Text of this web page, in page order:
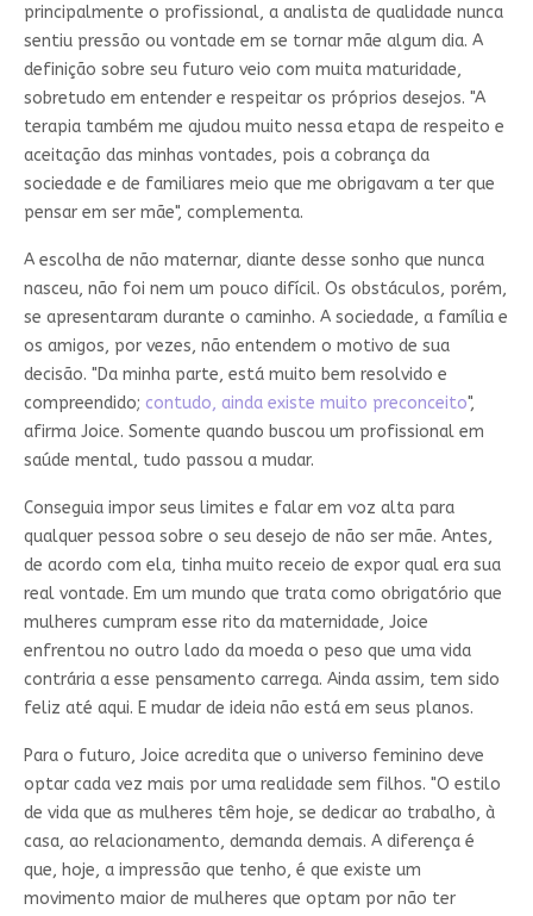
principalmente o profissional, a analista de qualidade nunca
sentiu pressão ou vontade em se tornar mãe algum dia. A
definição sobre seu futuro veio com muita maturidade,
sobretudo em entender e respeitar os próprios desejos. "A
terapia também me ajudou muito nessa etapa de respeito e
aceitação das minhas vontades, pois a cobrança da
sociedade e de familiares meio que me obrigavam a ter que
pensar em ser mãe", complementa.
A escolha de não maternar, diante desse sonho que nunca
nasceu, não foi nem um pouco difícil. Os obstáculos, porém,
se apresentaram durante o caminho. A sociedade, a família e
os amigos, por vezes, não entendem o motivo de sua
decisão. "Da minha parte, está muito bem resolvido e
compreendido; contudo, ainda existe muito preconceito",
afirma Joice. Somente quando buscou um profissional em
saúde mental, tudo passou a mudar.
Conseguia impor seus limites e falar em voz alta para
qualquer pessoa sobre o seu desejo de não ser mãe. Antes,
de acordo com ela, tinha muito receio de expor qual era sua
real vontade. Em um mundo que trata como obrigatório que
mulheres cumpram esse rito da maternidade, Joice
enfrentou no outro lado da moeda o peso que uma vida
contrária a esse pensamento carrega. Ainda assim, tem sido
feliz até aqui. E mudar de ideia não está em seus planos.
Para o futuro, Joice acredita que o universo feminino deve
optar cada vez mais por uma realidade sem filhos. "O estilo
de vida que as mulheres têm hoje, se dedicar ao trabalho, à
casa, ao relacionamento, demanda demais. A diferença é
que, hoje, a impressão que tenho, é que existe um
movimento maior de mulheres que optam por não ter